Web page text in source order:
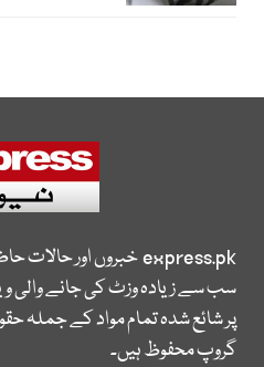
express.pkخبروں اور حالات
سب سے زیادہ وزٹ کی جانے
پر شائع شدہ تمام مواد کے جملہ
گروپ محفوظ ہیں۔